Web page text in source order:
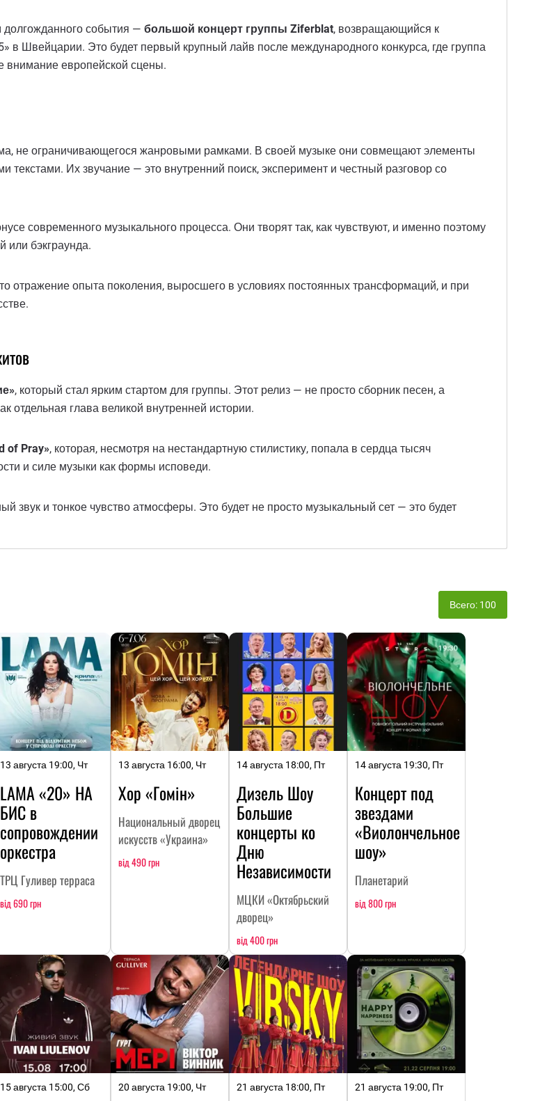
долгожданного события — большой концерт группы Ziferblat, возвращающийся к
Швейцарии. Это будет первый крупный лайв после международного конкурса, где группа
внимание европейской сцены.
не ограничивающегося жанровыми рамками. В своей музыке они совмещают элементы
текстами. Их звучание — это внутренний поиск, эксперимент и честный разговор со
современного музыкального процесса. Они творят так, как чувствуют, и именно поэтому
или бэкграунда.
опыта поколения, выросшего в условиях постоянных трансформаций, и при
, который стал ярким стартом для группы. Этот релиз — не просто сборник песен, а
отдельная глава великой внутренней истории.
of Pray», которая, несмотря на нестандартную стилистику, попала в сердца тысяч
и силе музыки как формы исповеди.
звук и тонкое чувство атмосферы. Это будет не просто музыкальный сет — это будет
Всего: 100
13 августа 19:00, Чт
LAMA «20» НА
БИC в
сопровождении
оркестра
ТРЦ Гуливер терраса
від 690 грн
13 августа 16:00, Чт
Хор «Гомін»
Национальный дворец
искусств «Украина»
від 490 грн
14 августа 18:00, Пт
Дизель Шоу
Большие
концерты ко
Дню
Независимости
МЦКИ «Октябрьский
дворец»
від 400 грн
14 августа 19:30, Пт
Концерт под
звездами
«Виолончельное
шоу»
Планетарий
від 800 грн
15 августа 15:00, Сб 20 августа 19:00, Чт 21 августа 18:00, Пт 21 августа 19:00, Пт